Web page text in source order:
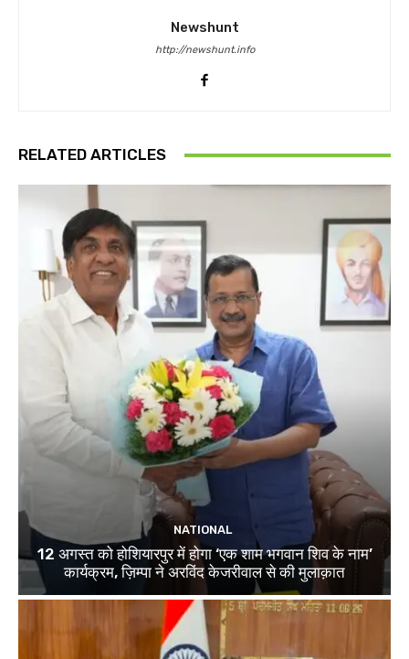
Newshunt
http://newshunt.info
RELATED ARTICLES
NATIONAL
12 अगस्त को होशियारपुर में होगा ‘एक शाम भगवान शिव के नाम’
कार्यक्रम, ज़िम्पा ने अरविंद केजरीवाल से की मुलाक़ात